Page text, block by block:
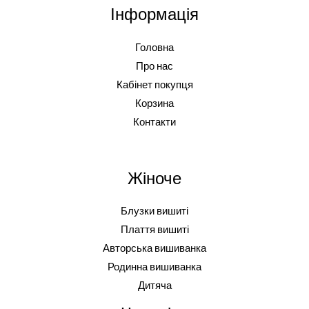
Інформація
Головна
Про нас
Кабінет покупця
Корзина
Контакти
Жіноче
Блузки вишиті
Плаття вишиті
Авторська вишиванка
Родинна вишиванка
Дитяча